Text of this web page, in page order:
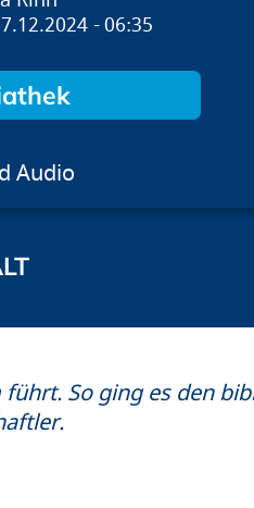
06:35
Audio
So ging es den